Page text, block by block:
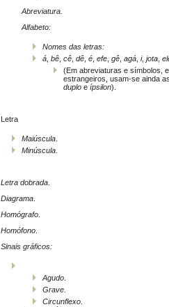
Abreviatura.
Alfabeto:
Nomes das letras:
á, bê, cê, dê, é, efe, gê, agá, i, jota,
(Em abreviaturas e símbolos,
estrangeiros, usam-se ainda
duplo e ípsilon).
Letra
Maiúscula.
Minúscula.
Letra dobrada.
Diagrama.
Homógrafo.
Homófono.
Sinais gráficos:
Agudo.
Grave.
Circunflexo.